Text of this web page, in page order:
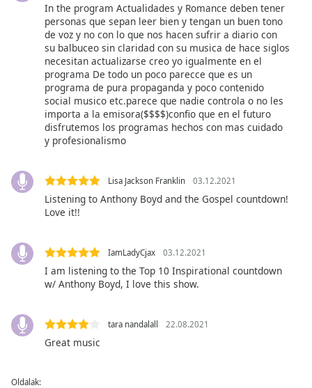
Beginning
and
close
Text
Color
Color
In the program Actualidades y Romance deben tener
personas que sepan leer bien y tengan un buen tono
de voz y no con lo que nos hacen sufrir a diario con
su balbuceo sin claridad con su musica de hace siglos
necesitan actualizarse creo yo igualmente en el
programa De todo un poco parecce que es un
programa de pura propaganda y poco contenido
social musico etc.parece que nadie controla o no les
importa a la emisora($$$$)confio que en el futuro
disfrutemos los programas hechos con mas cuidado
y profesionalismo
Lisa Jackson Franklin 03.12.2021
Listening to Anthony Boyd and the Gospel countdown!
Love it!!
IamLadyCjax 03.12.2021
I am listening to the Top 10 Inspirational countdown
w/ Anthony Boyd, I love this show.
tara nandalall 22.08.2021
Great music
Oldalak: